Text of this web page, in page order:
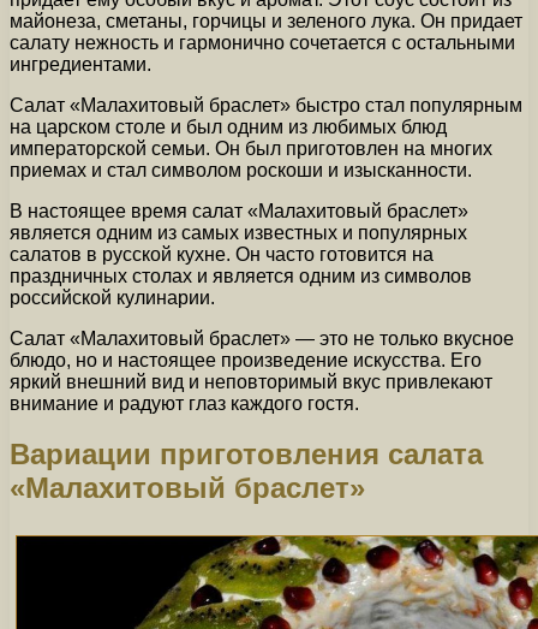
майонеза, сметаны, горчицы и зеленого лука. Он придает
салату нежность и гармонично сочетается с остальными
ингредиентами.
Салат «Малахитовый браслет» быстро стал популярным
на царском столе и был одним из любимых блюд
императорской семьи. Он был приготовлен на многих
приемах и стал символом роскоши и изысканности.
В настоящее время салат «Малахитовый браслет»
является одним из самых известных и популярных
салатов в русской кухне. Он часто готовится на
праздничных столах и является одним из символов
российской кулинарии.
Салат «Малахитовый браслет» — это не только вкусное
блюдо, но и настоящее произведение искусства. Его
яркий внешний вид и неповторимый вкус привлекают
внимание и радуют глаз каждого гостя.
Вариации приготовления салата
«Малахитовый браслет»